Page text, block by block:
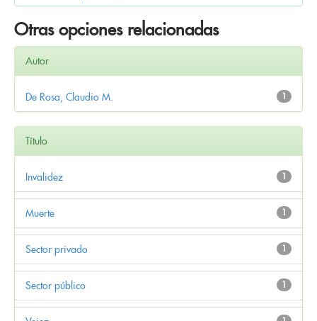
Otras opciones relacionadas
Autor
1
De Rosa, Claudio M.
Título
1
Invalidez
1
Muerte
1
Sector privado
1
Sector público